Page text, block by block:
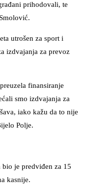
prihodovali, te
utrošen za sport i
izdvajanja za prevoz
finansiranje
smo izdvajanja za
iako kažu da to nije
Polje.
bio je predviđen za 15
kasnije.